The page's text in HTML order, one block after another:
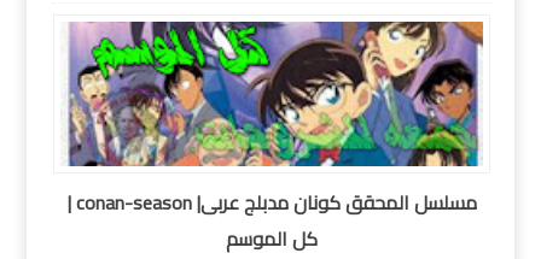
مسلسل المحقق كونان مدبلج عربى| conan-season |
كل الموسم